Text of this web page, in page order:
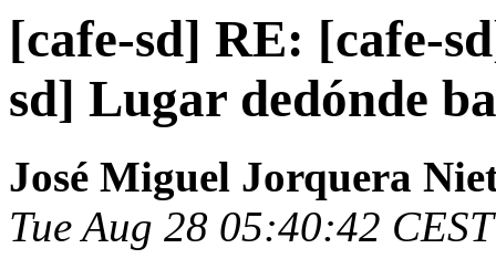
[cafe-sd] RE: [cafe-
sd] Lugar dedónde
José Miguel Jorquera
Tue Aug 28 05:40:42